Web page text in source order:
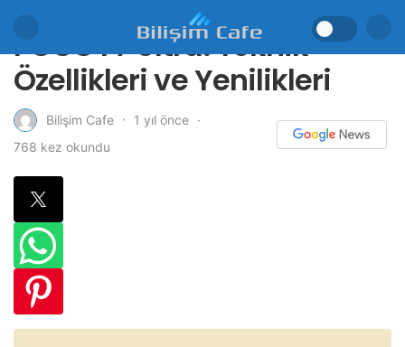
POCO F7 Ultra: Teknik
Özellikleri ve Yenilikleri
Bilişim Cafe
1 yıl önce
768 kez okundu